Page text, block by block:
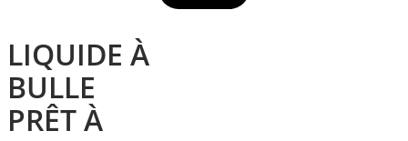
LIQUIDE À
BULLE
PRÊT À